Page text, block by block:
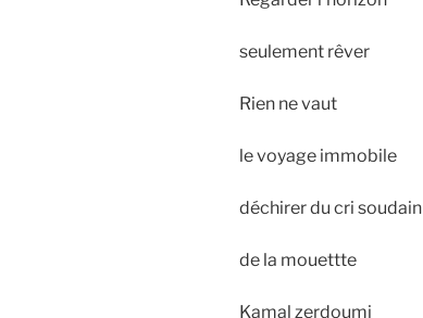
seulement rêver
Rien ne vaut
le voyage immobile
déchirer du cri soudain
de la mouettte
Kamal zerdoumi